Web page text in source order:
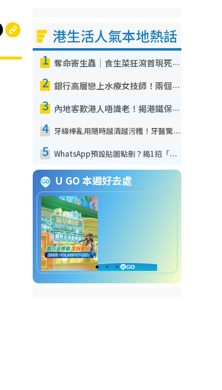
港生活人氣本地熱話
1 奪命寄生蟲｜食生菜狂瀉首現死者！疫潮惡化錄1.8萬宗病例 揭洗菜3大謬誤
2 銀行高層戀上水療女技師！兩個月借128萬驚覺「沉船」沉落火海 揭背後疑似邪教操控賣淫
3 內地客歎港人唔識老！揭港鐵保鮮級冷氣 港人求放過：咪投訴
4 牙線棒亂用隨時越清越污糟！牙醫驚揭盲目過戶細菌恐致蛀牙：呢種先係日常真保養
5 WhatsApp預設貼圖點刪？揭1招「反向操作」還原簡潔介面 附3步實測教學
U GO 本週好去處